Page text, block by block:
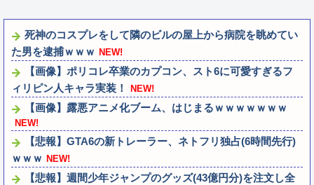
死神のコスプレをして隣のビルの屋上から病院を眺めてい
た男を逮捕ｗｗｗ NEW!
【画像】ポリコレ卒業のカプコン、スト6に可愛すぎるフ
ィリピン人キャラ実装！
NEW!
【画像】露悪アニメ化ブーム、はじまるｗｗｗｗｗｗｗ
NEW!
【悲報】GTA6の新トレーラー、ネトフリ独占(6時間先行)
ｗｗｗ NEW!
【悲報】週間少年ジャンプのグッズ(43億円分)を注文し全